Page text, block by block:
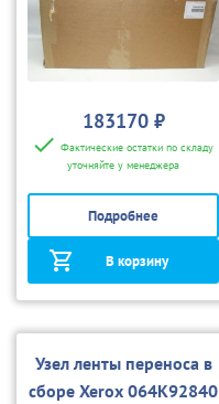
183170 ₽
Фактические остатки по складу
уточняйте у менеджера
Подробнее
В корзину
Узел ленты переноса в
сборе Xerox 064K92840